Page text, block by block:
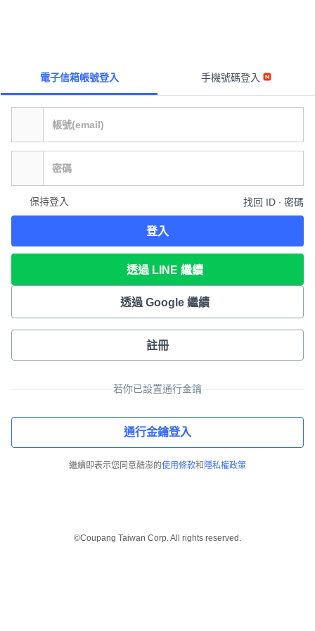
電子信箱帳號登入 手機號碼登入
保持登入 找回 ID ∙ 密碼
登入
透過 LINE 繼續
透過 Google 繼續
註冊
若你已設置通行金鑰
通行金鑰登入
繼續即表示您同意酷澎的使用條款和 隱私權政策
©Coupang Taiwan Corp. All rights reserved.